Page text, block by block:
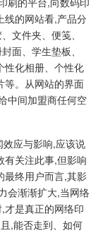
线的网站看,产品分
文件夹、便笺、
面、学生垫板、
性化相册、个性化
等。从网站的界面
中间加盟商任何空
应与影响,应该说
有关注此事,但影响
最终用户而言,其影
会渐渐扩大,当网络
才是真正的网络印
,能否走到、如何